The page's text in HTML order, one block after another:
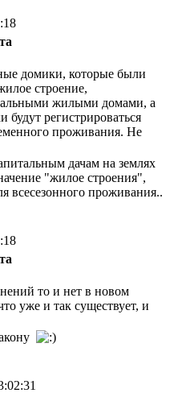
домики, которые были
строение,
жилыми домами, а
регистрироваться
проживания. Не
дачам на землях
"жилое строения",
всесезонного проживания..
то и нет в новом
уже и так существует, и